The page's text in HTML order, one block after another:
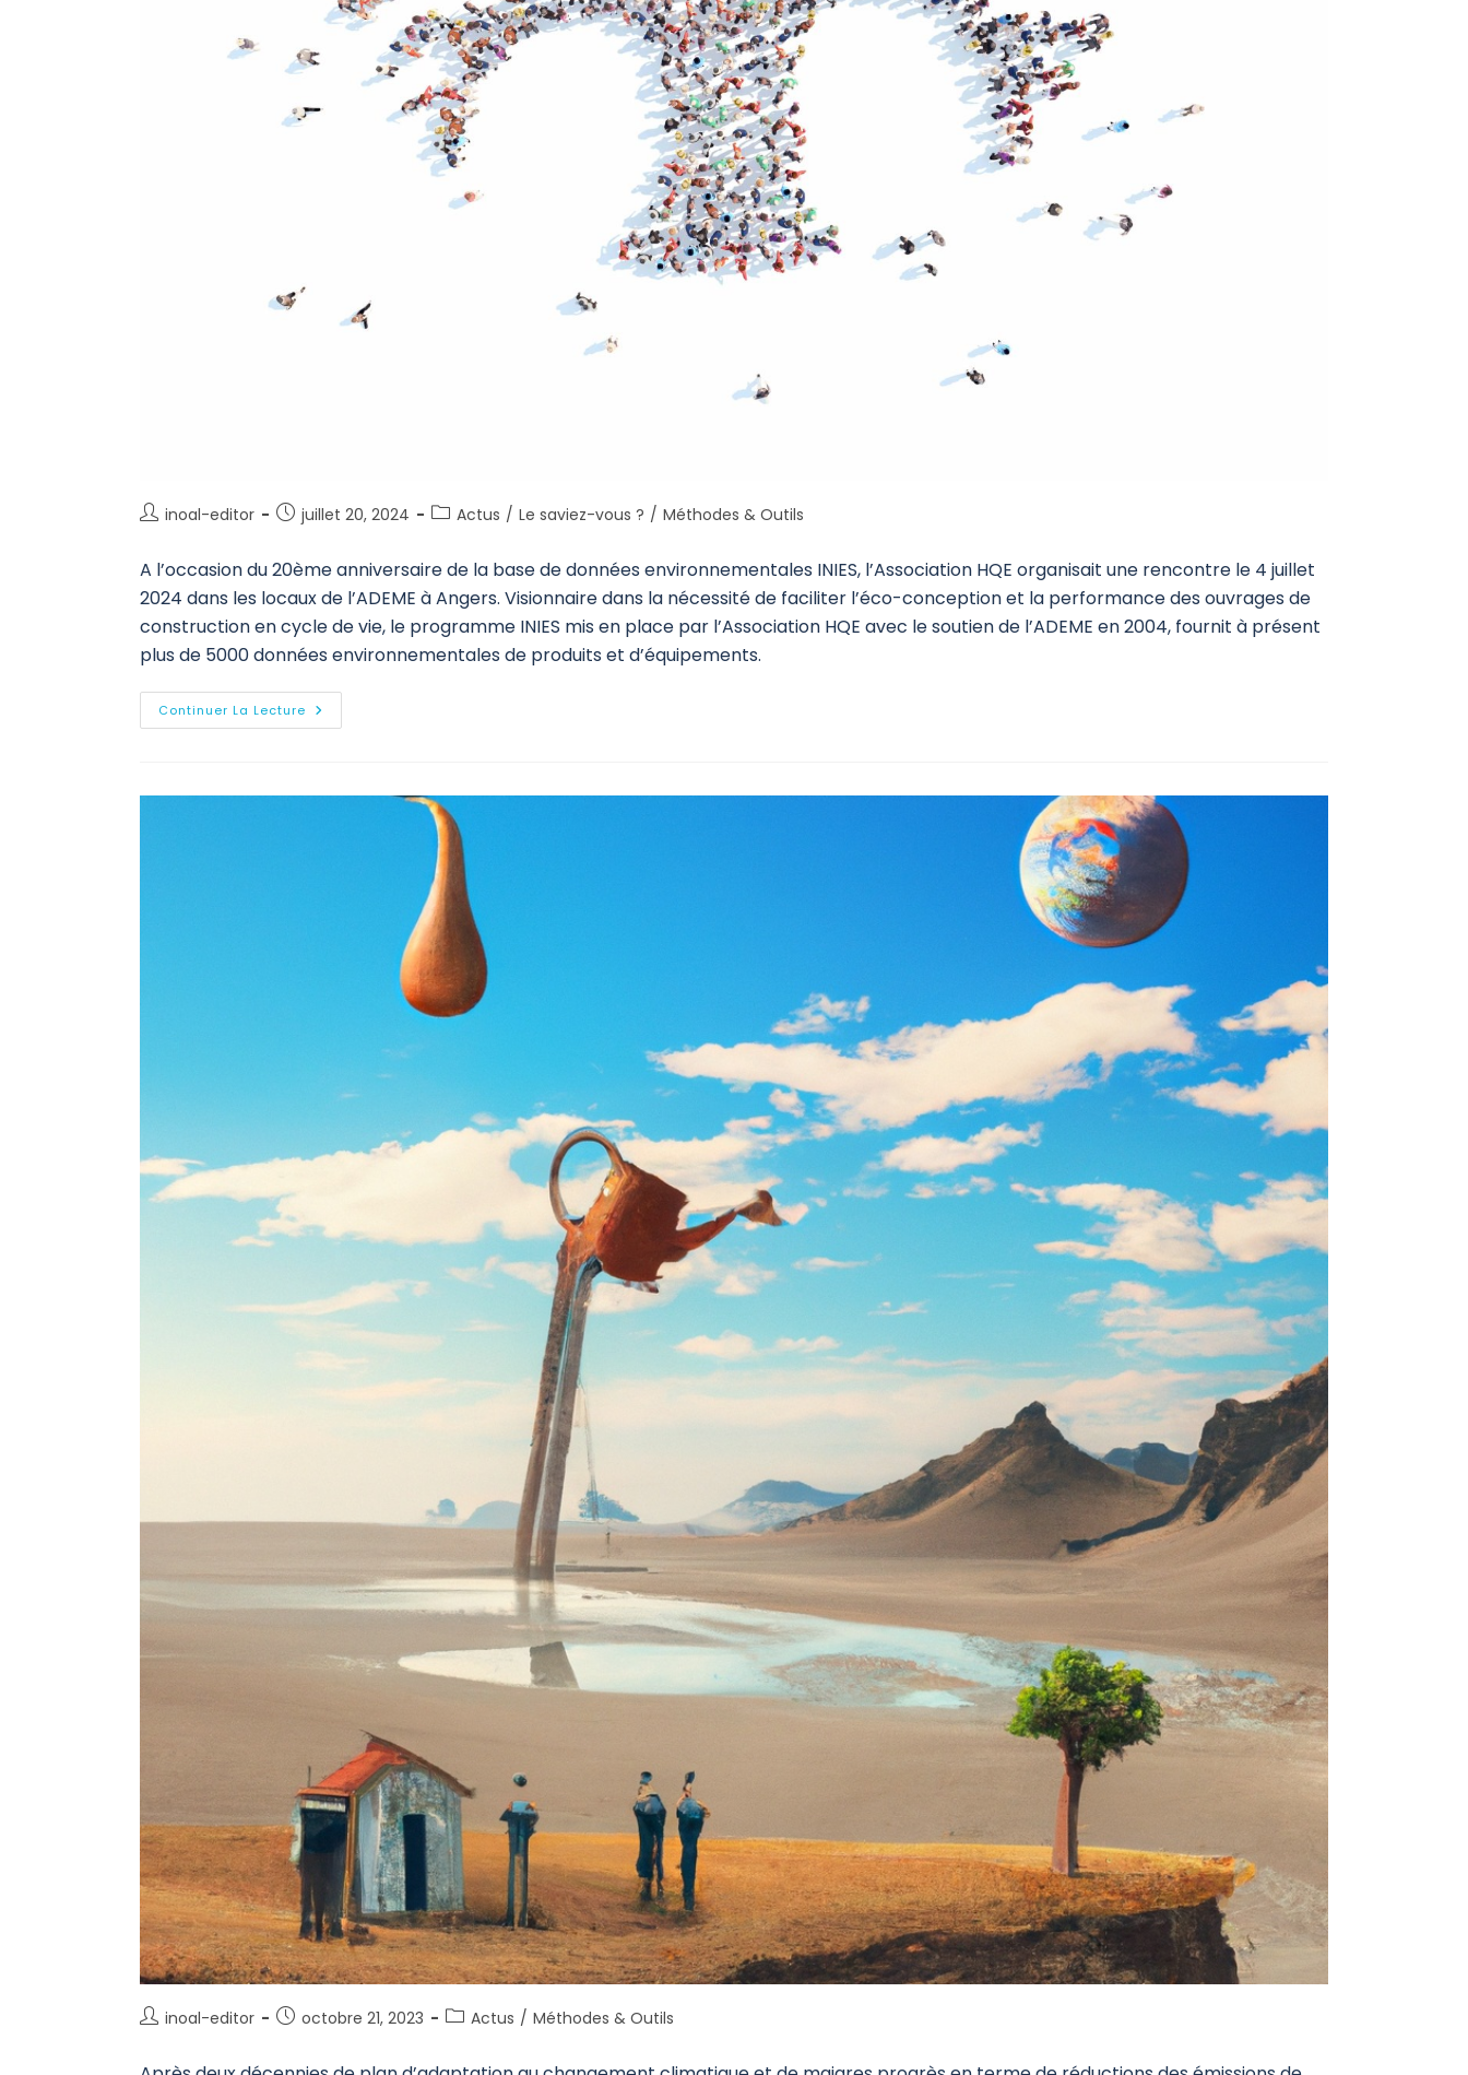
inoal-editor juillet 20, 2024 Actus / Le saviez-vous ? / Méthodes & Outils
A l’occasion du 20ème anniversaire de la base de données environnementales INIES, l’Association HQE organisait une rencontre le 4 juillet
2024 dans les locaux de l’ADEME à Angers. Visionnaire dans la nécessité de faciliter l’éco-conception et la performance des ouvrages de
construction en cycle de vie, le programme INIES mis en place par l’Association HQE avec le soutien de l’ADEME en 2004, fournit à présent
plus de 5000 données environnementales de produits et d’équipements.
Continuer La Lecture
inoal-editor octobre 21, 2023 Actus / Méthodes & Outils